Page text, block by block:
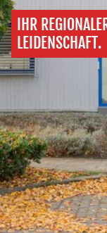
IHR
LEIDENSCHAFT.